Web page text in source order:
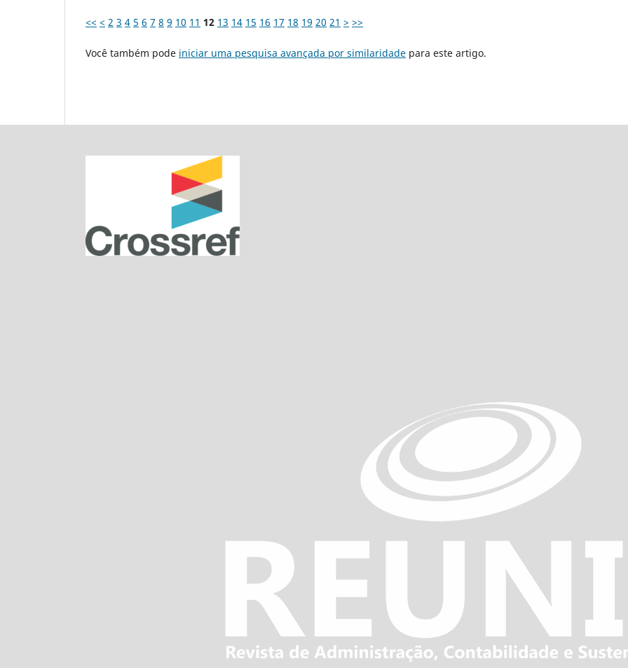
<< < 2 3 4 5 6 7 8 9 10 11 12 13 14 15 16 17 18 19 20 21 > >>
Você também pode iniciar uma pesquisa avançada por similaridade para este artigo.